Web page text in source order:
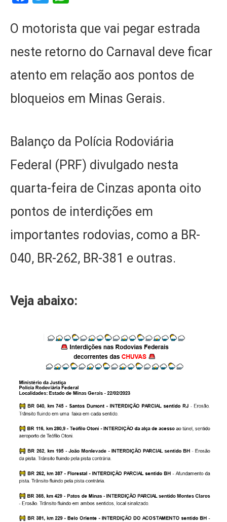
O motorista que vai pegar estrada
neste retorno do Carnaval deve ficar
atento em relação aos pontos de
bloqueios em Minas Gerais.
Balanço da Polícia Rodoviária
Federal (PRF) divulgado nesta
quarta-feira de Cinzas aponta oito
pontos de interdições em
importantes rodovias, como a BR-
040, BR-262, BR-381 e outras.
Veja abaixo: